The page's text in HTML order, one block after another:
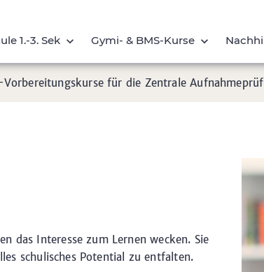
1.-3. Sek Gymi- & BMS-Kurse
für die Zentrale
das Interesse zum Lernen wecken. Sie
schulisches Potential zu entfalten.